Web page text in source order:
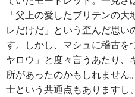
「父上の愛したブリテンの
レだけだ」という歪んだ思い
す。しかし、マシュに稽古を
ヤロウ」と度々言うあたり、
所があったのかもしれませ
士という共通点もありますし